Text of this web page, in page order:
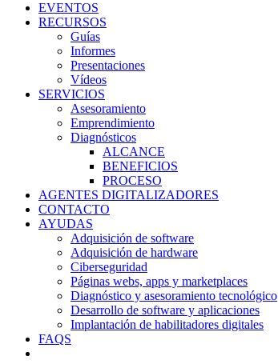
EVENTOS
RECURSOS
Guías
Informes
Presentaciones
Vídeos
SERVICIOS
Asesoramiento
Emprendimiento
Diagnósticos
ALCANCE
BENEFICIOS
PROCESO
AGENTES DIGITALIZADORES
CONTACTO
AYUDAS
Adquisición de software
Adquisición de hardware
Ciberseguridad
Páginas webs, apps y marketplaces
Diagnóstico y asesoramiento tecnológico
Desarrollo de software y aplicaciones
Implantación de habilitadores digitales
FAQS